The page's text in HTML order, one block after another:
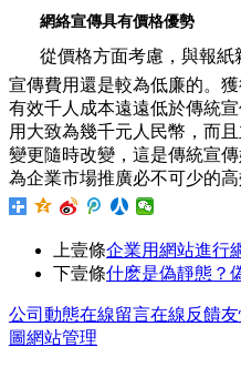
網絡宣傳具有價格優勢
從價格方面考慮，與報
宣傳費用還是較為低廉的。
有效千人成本遠遠低於傳統
用大致為幾千元人民幣，而
變更隨時改變，這是傳統宣
為企業市場推廣必不可少的高
上壹條企業用網站進行
下壹條什麽是偽靜態？
公司動態在線留言在線反饋
圖網站管理